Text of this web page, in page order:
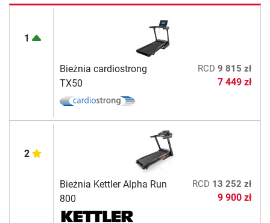
1
Bieżnia cardiostrong
TX50
RCD 9 815 zł
7 449 zł
2
Bieżnia Kettler Alpha Run
800
RCD 13 252 zł
9 900 zł